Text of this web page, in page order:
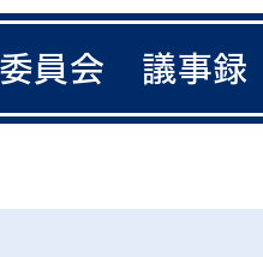
委員会 議事録